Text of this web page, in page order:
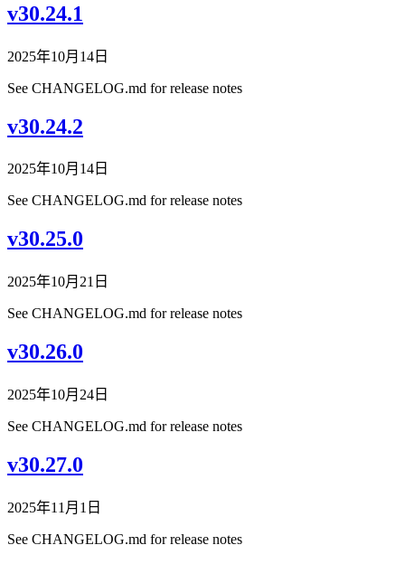
v30.24.1
2025年10月14日
See CHANGELOG.md for release notes
v30.24.2
2025年10月14日
See CHANGELOG.md for release notes
v30.25.0
2025年10月21日
See CHANGELOG.md for release notes
v30.26.0
2025年10月24日
See CHANGELOG.md for release notes
v30.27.0
2025年11月1日
See CHANGELOG.md for release notes